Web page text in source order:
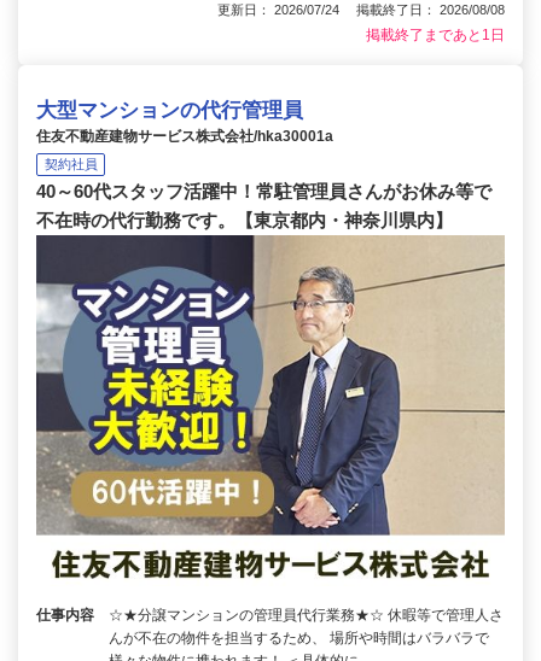
更新日： 2026/07/24 掲載終了日： 2026/08/08
掲載終了まであと1日
大型マンションの代行管理員
住友不動産建物サービス株式会社/hka30001a
契約社員
40～60代スタッフ活躍中！常駐管理員さんがお休み等で
不在時の代行勤務です。【東京都内・神奈川県内】
仕事内容
☆★分譲マンションの管理員代行業務★☆ 休暇等で管理人さ
んが不在の物件を担当するため、 場所や時間はバラバラで